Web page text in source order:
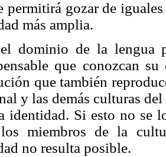
permitirá gozar de
más amplia.
dominio de la lengua
que conozcan
que también
y las demás culturas
identidad. Si esto no se
miembros de la
no resulta posible.